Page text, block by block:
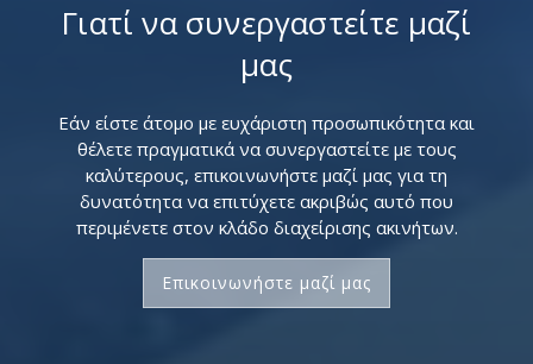
Γιατί να συνεργαστείτε μαζί
μας
Εάν είστε άτομο με ευχάριστη προσωπικότητα και
θέλετε πραγματικά να συνεργαστείτε με τους
καλύτερους, επικοινωνήστε μαζί μας για τη
δυνατότητα να επιτύχετε ακριβώς αυτό που
περιμένετε στον κλάδο διαχείρισης ακινήτων.
Επικοινωνήστε μαζί μας